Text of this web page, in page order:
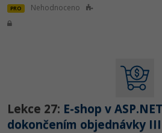
PRO Nehodnoceno
Lekce 27: E-shop v
dokončením objednávky III